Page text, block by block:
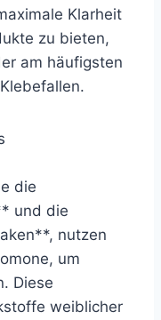
Klarheit
zu bieten,
am häufigsten
die
und die
nutzen
um
Diese
weiblicher